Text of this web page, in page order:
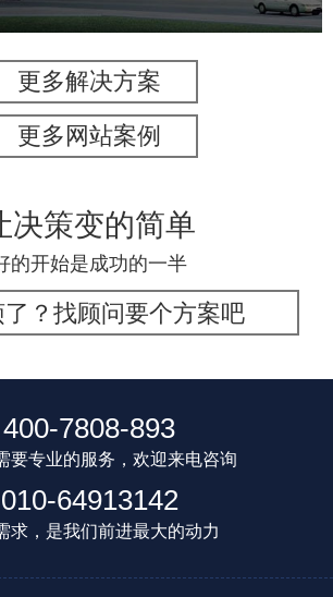
更多解决方案
更多网站案例
决策变的简单
的开始是成功的一半
了？找顾问要个方案吧
400-7808-893
要专业的服务，欢迎来电咨询
010-64913142
求，是我们前进最大的动力